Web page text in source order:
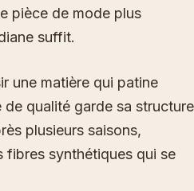
pièce de mode plus
suffit.
une matière qui patine
de qualité garde sa structure
plusieurs saisons,
fibres synthétiques qui se